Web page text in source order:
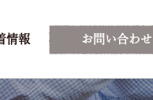
情報 お問い合わせ